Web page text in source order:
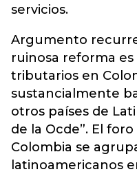
servicios.
Argumento
ruinosa reforma es
tributarios en
sustancialmente
otros países de
de la Ocde”. El
Colombia se
latinoamericanos